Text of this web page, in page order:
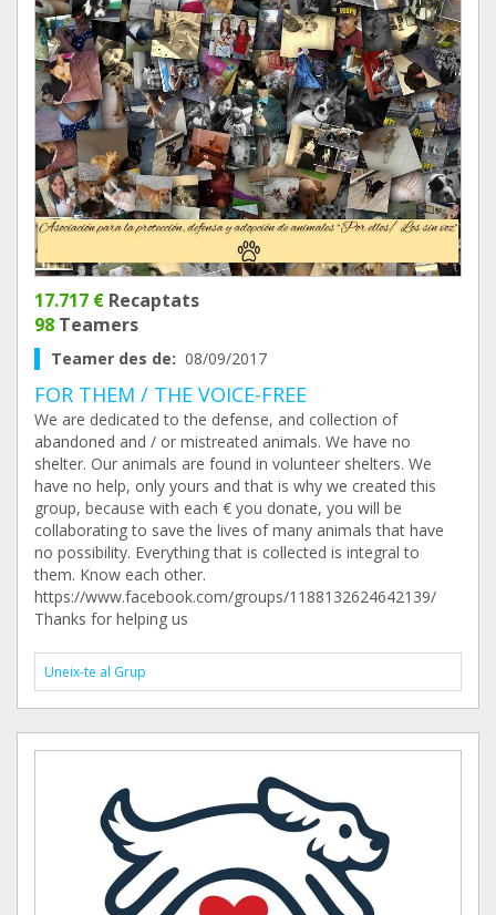
17.717 € Recaptats
98 Teamers
Teamer des de: 08/09/2017
FOR THEM / THE VOICE-FREE
We are dedicated to the defense, and collection of
abandoned and / or mistreated animals. We have no
shelter. Our animals are found in volunteer shelters. We
have no help, only yours and that is why we created this
group, because with each € you donate, you will be
collaborating to save the lives of many animals that have
no possibility. Everything that is collected is integral to
them. Know each other.
https://www.facebook.com/groups/1188132624642139/
Thanks for helping us
Uneix-te al Grup